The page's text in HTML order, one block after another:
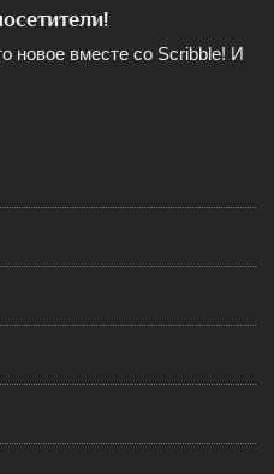
новое вместе со Scribble! И